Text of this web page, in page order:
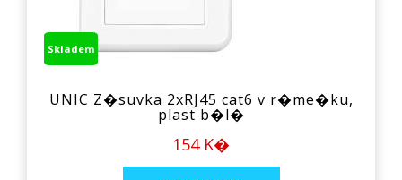
Skladem
UNIC Z�suvka 2xRJ45 cat6 v r�me�ku,
plast b�l�
154 K�